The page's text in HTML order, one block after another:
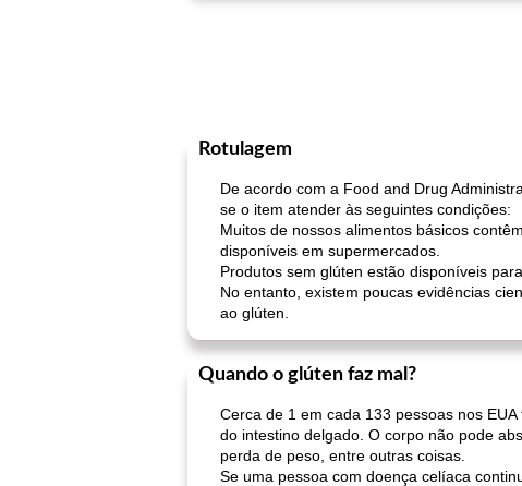
Rotulagem
De acordo com a Food and Drug
se o item atender às seguintes condições:
Muitos de nossos alimentos básicos
disponíveis em supermercados.
Produtos sem glúten estão disponíveis
No entanto, existem poucas evidências
ao glúten.
Quando o glúten faz mal?
Cerca de 1 em cada 133 pessoas nos
do intestino delgado. O corpo não pode
perda de peso, entre outras coisas.
Se uma pessoa com doença celíaca